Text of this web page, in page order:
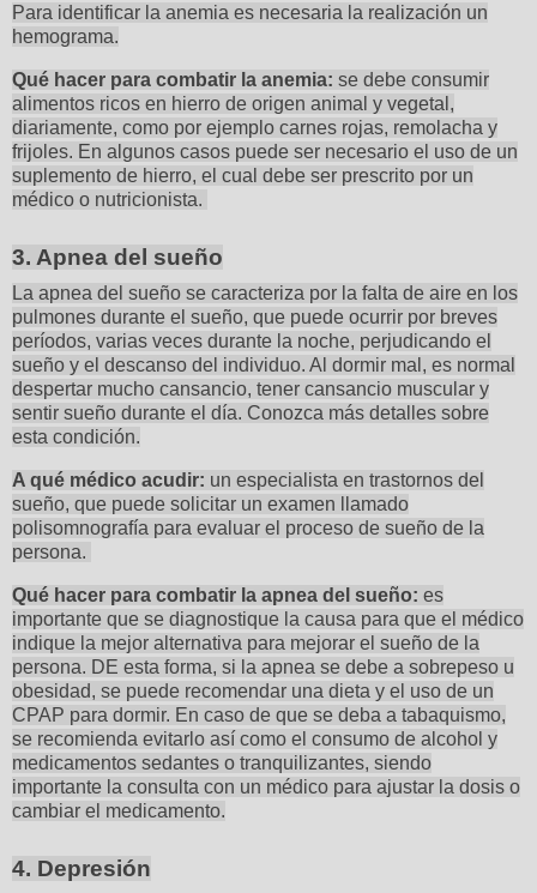
Para identificar la anemia es necesaria la realización un
hemograma.
Qué hacer para combatir la anemia: se debe consumir
alimentos ricos en hierro de origen animal y vegetal,
diariamente, como por ejemplo carnes rojas, remolacha y
frijoles. En algunos casos puede ser necesario el uso de un
suplemento de hierro, el cual debe ser prescrito por un
médico o nutricionista.
3. Apnea del sueño
La apnea del sueño se caracteriza por la falta de aire en los
pulmones durante el sueño, que puede ocurrir por breves
períodos, varias veces durante la noche, perjudicando el
sueño y el descanso del individuo. Al dormir mal, es normal
despertar mucho cansancio, tener cansancio muscular y
sentir sueño durante el día. Conozca más detalles sobre
esta condición.
A qué médico acudir: un especialista en trastornos del
sueño, que puede solicitar un examen llamado
polisomnografía para evaluar el proceso de sueño de la
persona.
Qué hacer para combatir la apnea del sueño: es
importante que se diagnostique la causa para que el médico
indique la mejor alternativa para mejorar el sueño de la
persona. DE esta forma, si la apnea se debe a sobrepeso u
obesidad, se puede recomendar una dieta y el uso de un
CPAP para dormir. En caso de que se deba a tabaquismo,
se recomienda evitarlo así como el consumo de alcohol y
medicamentos sedantes o tranquilizantes, siendo
importante la consulta con un médico para ajustar la dosis o
cambiar el medicamento.
4. Depresión